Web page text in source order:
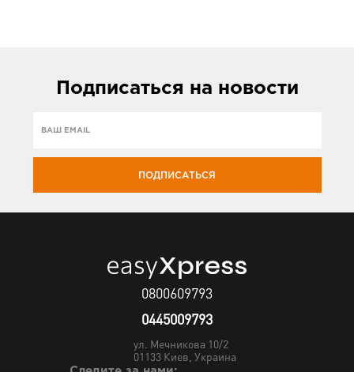
Подписаться на новости
ПОДПИСАТЬСЯ
0800609793
0445009793
ул. Мечникова 10/2
01133 Киев, Украина